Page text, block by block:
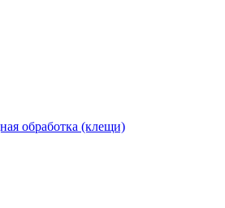
обработка (клещи)